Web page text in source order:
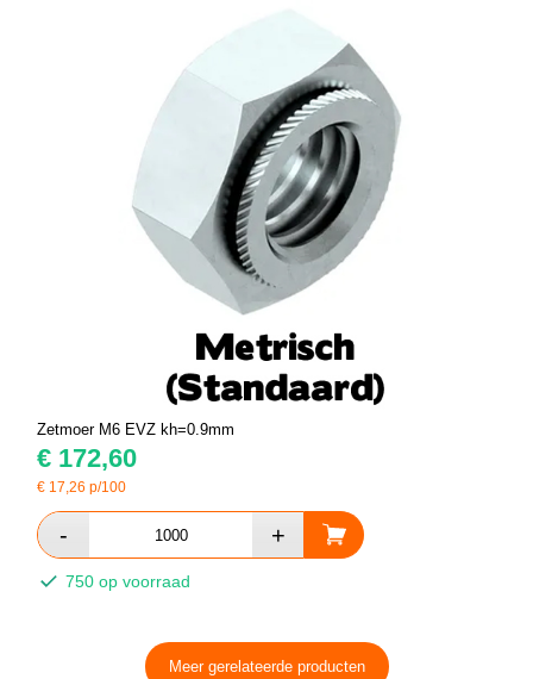
Zetmoer M6 EVZ kh=0.9mm
€ 172,60
€ 17,26 p/100
750 op voorraad
Meer gerelateerde producten